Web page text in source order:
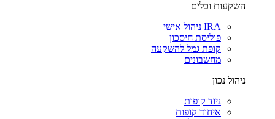
השקעות וכלים
IRA ניהול אישי
פוליסת חיסכון
קופת גמל להשקעה
מחשבונים
ניהול נכון
ניוד קופות
איחוד קופות